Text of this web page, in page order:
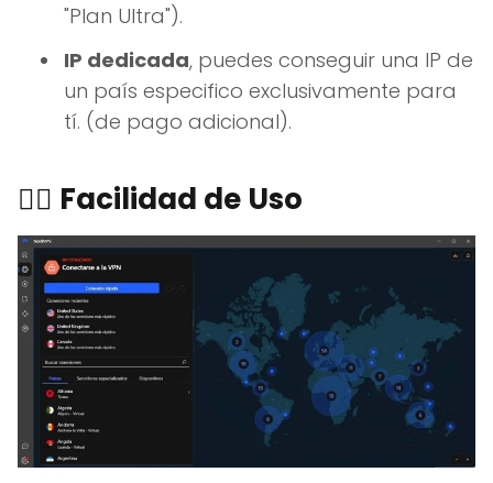
"Plan Ultra").
IP dedicada, puedes conseguir una IP de
un país especifico exclusivamente para
tí. (de pago adicional).
👌🏼 Facilidad de Uso